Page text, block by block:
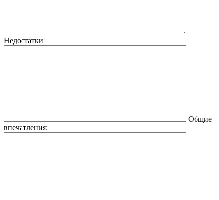
Недостатки:
Общие
впечатления: